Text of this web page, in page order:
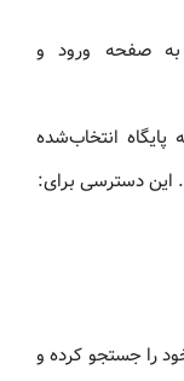
به صفحه ورود و
انتخاب‌شده
این دسترسی برای:
را جستجو کرده و